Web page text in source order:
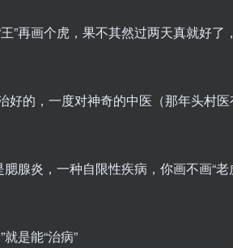
”再画个虎，果不其然过两天真就好了
好的，一度对神奇的中医（那年头村
腺炎，一种自限性疾病，你画不画“老
是能“治病”